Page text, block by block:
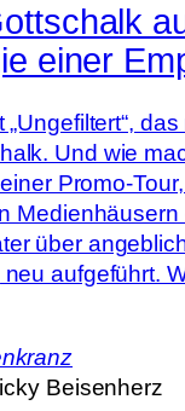
einer
Und wie
Promo-
über
aufgeführt.
Beisenherz